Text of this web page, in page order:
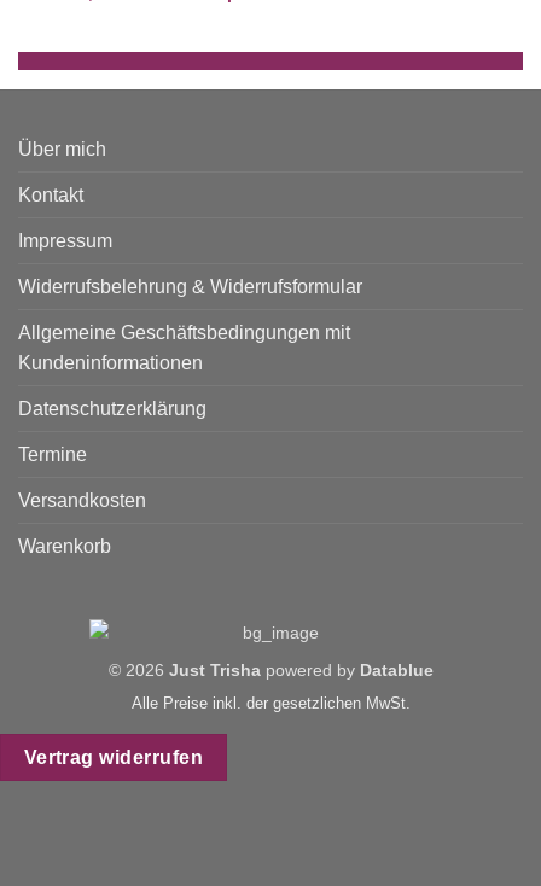
Über mich
Kontakt
Impressum
Widerrufsbelehrung & Widerrufsformular
Allgemeine Geschäftsbedingungen mit
Kundeninformationen
Datenschutzerklärung
Termine
Versandkosten
Warenkorb
© 2026 Just Trishapowered by Datablue
Alle Preise inkl. der gesetzlichen MwSt.
Vertrag widerrufen